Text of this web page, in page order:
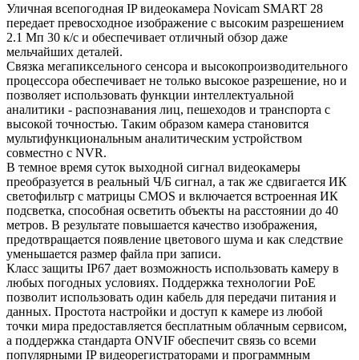
Уличная всепогодная IP видеокамера Novicam SMART 28
передает превосходное изображение с высоким разрешением
2.1 Мп 30 к/с и обеспечивает отличный обзор даже
мельчайших деталей.
Связка мегапиксельного сенсора и высокопроизводительного
процессора обеспечивает не только высокое разрешение, но и
позволяет использовать функции интеллектуальной
аналитики - распознавания лиц, пешеходов и транспорта с
высокой точностью. Таким образом камера становится
мультифункциональным аналитическим устройством
совместно с NVR.
В темное время суток выходной сигнал видеокамеры
преобразуется в реальный Ч/Б сигнал, а так же сдвигается ИК
светофильтр с матрицы CMOS и включается встроенная ИК
подсветка, способная осветить объекты на расстоянии до 40
метров. В результате повышается качество изображения,
предотвращается появление цветового шума и как следствие
уменьшается размер файла при записи.
Класс защиты IP67 дает возможность использовать камеру в
любых погодных условиях. Поддержка технологии РоЕ
позволит использовать один кабель для передачи питания и
данных. Простота настройки и доступ к камере из любой
точки мира предоставляется бесплатным облачным сервисом,
а поддержка стандарта ONVIF обеспечит связь со всеми
популярными IP видеорегистраторами и программным